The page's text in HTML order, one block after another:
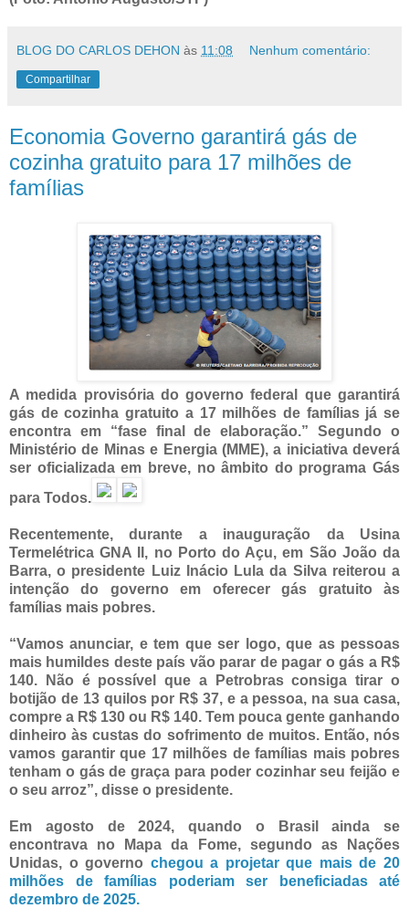
BLOG DO CARLOS DEHON às 11:08 Nenhum comentário:
Compartilhar
Economia Governo garantirá gás de
cozinha gratuito para 17 milhões de
famílias
A medida provisória do governo federal que garantirá
gás de cozinha gratuito a 17 milhões de famílias já se
encontra em “fase final de elaboração.” Segundo o
Ministério de Minas e Energia (MME), a iniciativa deverá
ser oficializada em breve, no âmbito do programa Gás
para Todos.
Recentemente, durante a inauguração da Usina
Termelétrica GNA II, no Porto do Açu, em São João da
Barra, o presidente Luiz Inácio Lula da Silva reiterou a
intenção do governo em oferecer gás gratuito às
famílias mais pobres.
“Vamos anunciar, e tem que ser logo, que as pessoas
mais humildes deste país vão parar de pagar o gás a R$
140. Não é possível que a Petrobras consiga tirar o
botijão de 13 quilos por R$ 37, e a pessoa, na sua casa,
compre a R$ 130 ou R$ 140. Tem pouca gente ganhando
dinheiro às custas do sofrimento de muitos. Então, nós
vamos garantir que 17 milhões de famílias mais pobres
tenham o gás de graça para poder cozinhar seu feijão e
o seu arroz”, disse o presidente.
Em agosto de 2024, quando o Brasil ainda se
encontrava no Mapa da Fome, segundo as Nações
Unidas, o governo chegou a projetar que mais de 20
milhões de famílias poderiam ser beneficiadas até
dezembro de 2025.